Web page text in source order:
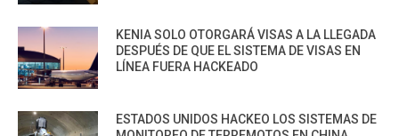
KENIA SOLO OTORGARÁ VISAS A LA LLEGADA
DESPUÉS DE QUE EL SISTEMA DE VISAS EN
LÍNEA FUERA HACKEADO
ESTADOS UNIDOS HACKEO LOS SISTEMAS DE